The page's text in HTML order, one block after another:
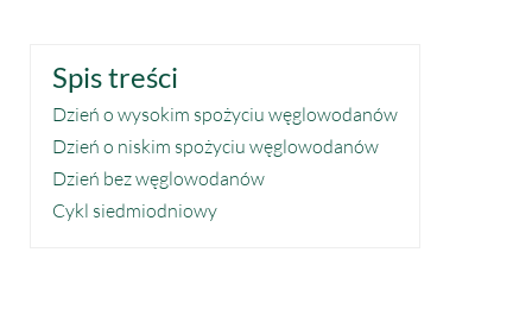
Spis treści
Dzień o wysokim spożyciu węglowodanów
Dzień o niskim spożyciu węglowodanów
Dzień bez węglowodanów
Cykl siedmiodniowy